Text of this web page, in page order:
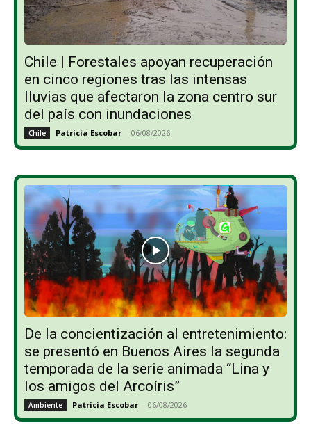
Chile | Forestales apoyan recuperación
en cinco regiones tras las intensas
lluvias que afectaron la zona centro sur
del país con inundaciones
Chile Patricia Escobar - 06/08/2026
De la concientización al entretenimiento:
se presentó en Buenos Aires la segunda
temporada de la serie animada “Lina y
los amigos del Arcoíris”
Ambiente Patricia Escobar - 06/08/2026